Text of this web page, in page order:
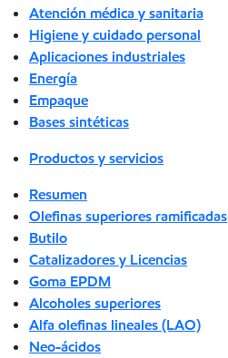
Atención médica y sanitaria
Higiene y cuidado personal
Aplicaciones industriales
Energía
Empaque
Bases sintéticas
Productos y servicios
Resumen
Olefinas superiores ramificadas
Butilo
Catalizadores y Licencias
Goma EPDM
Alcoholes superiores
Alfa olefinas lineales (LAO)
Neo-ácidos